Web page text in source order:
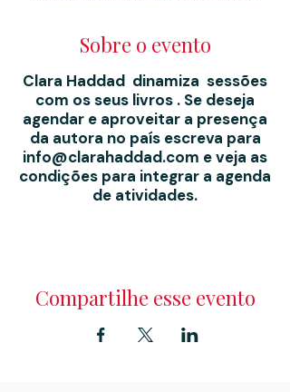
Sobre o evento
Clara Haddad dinamiza sessões
com os seus livros . Se deseja
agendar e aproveitar a presença
da autora no país escreva para
info@clarahaddad.com e veja as
condições para integrar a agenda
de atividades.
Compartilhe esse evento